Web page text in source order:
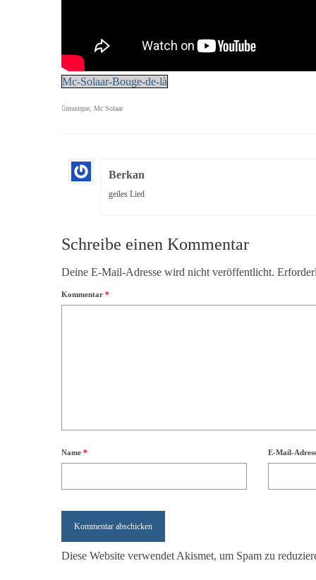
Mc-Solaar-Bouge-de-là
musique Mc Solaar
Berkan
geiles Lied
Schreibe einen Kommentar
Deine E-Mail-Adresse wird nicht veröffentlicht.
Kommentar *
Name * E-Mail-
Diese Website verwendet Akismet, um Spam zu